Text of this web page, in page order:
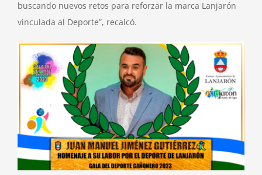
buscando nuevos retos para reforzar la marca Lanjarón
vinculada al Deporte”, recalcó.